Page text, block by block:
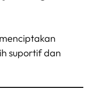
suportif dan